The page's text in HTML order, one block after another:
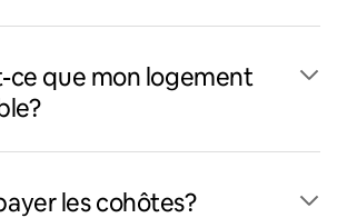
ce que mon logement
les cohôtes?